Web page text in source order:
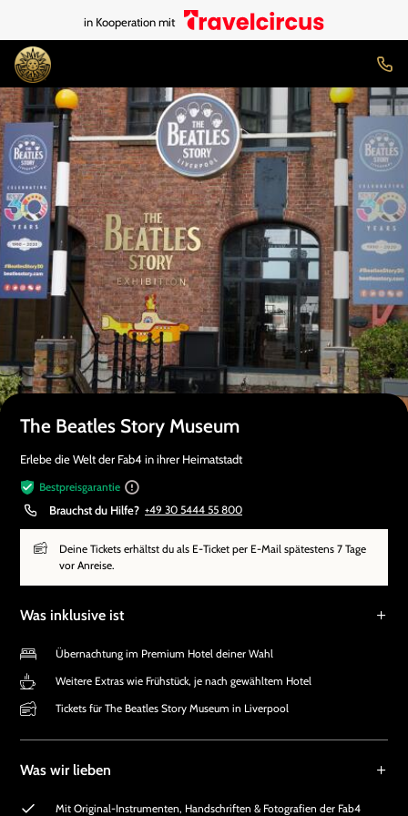
in Kooperation mit
The Beatles Story Museum
Erlebe die Welt der Fab4 in ihrer Heimatstadt
Bestpreisgarantie
Brauchst du Hilfe? +49 30 5444 55 800
Deine Tickets erhältst du als E-Ticket per E-Mail spätestens 7 Tage
vor Anreise.
Was inklusive ist
Übernachtung im Premium Hotel deiner Wahl
Weitere Extras wie Frühstück, je nach gewähltem Hotel
Tickets für The Beatles Story Museum in Liverpool
Was wir lieben
Mit Original-Instrumenten, Handschriften & Fotografien der Fab4